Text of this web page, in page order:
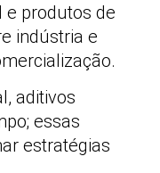
e produtos de
indústria e
aditivos
essas
estratégias